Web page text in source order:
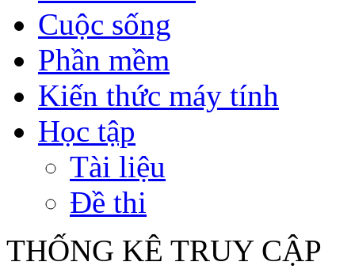
Cuộc sống
Phần mềm
Kiến thức máy tính
Học tập
Tài liệu
Đề thi
THỐNG KÊ TRUY CẬP